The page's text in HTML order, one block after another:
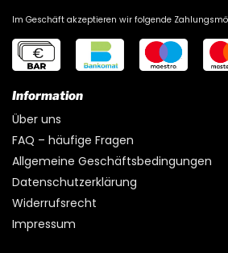
Im Geschäft akzeptieren wir folgende
Information
Über uns
FAQ – häufige Fragen
Allgemeine Geschäftsbedingungen
Datenschutzerklärung
Widerrufsrecht
Impressum